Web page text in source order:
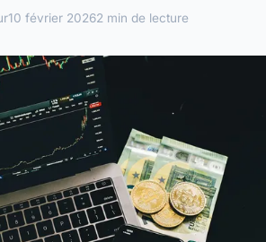
10 février 20262 min de lecture